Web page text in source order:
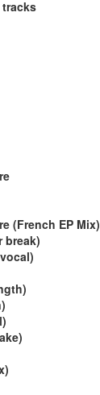
tracks
(French EP Mix)
break)